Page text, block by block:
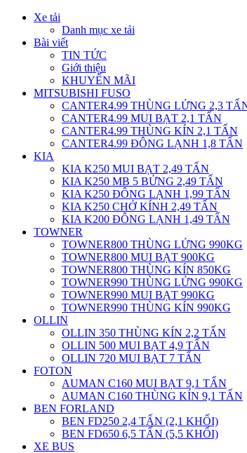
Xe tải
Danh mục xe tải
Bài viết
TIN TỨC
Giới thiệu
KHUYẾN MÃI
MITSUBISHI FUSO
CANTER4.99 THÙNG LỬNG 2,3
CANTER4.99 MUI BẠT 2,1 TẤN
CANTER4.99 THÙNG KÍN 2,1 TẤN
CANTER4.99 ĐÔNG LẠNH 1,8 TẤN
KIA
KIA K250 MUI BẠT 2,49 TẤN
KIA K250 MB 5 BỬNG 2,49 TẤN
KIA K250 ĐÔNG LẠNH 1,99 TẤN
KIA K250 CHỞ KÍNH 2,49 TẤN
KIA K200 ĐÔNG LẠNH 1,49 TẤN
TOWNER
TOWNER800 THÙNG LỬNG 990KG
TOWNER800 MUI BẠT 900KG
TOWNER800 THÙNG KÍN 850KG
TOWNER990 THÙNG LỬNG 990KG
TOWNER990 MUI BẠT 990KG
TOWNER990 THÙNG KÍN 990KG
OLLIN
OLLIN 350 THÙNG KÍN 2,2 TẤN
OLLIN 500 MUI BẠT 4,9 TẤN
OLLIN 720 MUI BẠT 7 TẤN
FOTON
AUMAN C160 MUI BẠT 9,1 TẤN
AUMAN C160 THÙNG KÍN 9,1 TẤN
BEN FORLAND
BEN FD250 2,4 TẤN (2,1 KHỐI)
BEN FD650 6,5 TẤN (5,5 KHỐI)
XE BUS